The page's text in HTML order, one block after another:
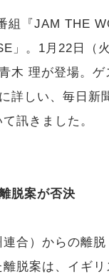
組『JAM THE
」。1月22日（
木 理が登場。
詳しい、毎日
訊きました。
脱案が否決
合）からの離
脱案は、イギ